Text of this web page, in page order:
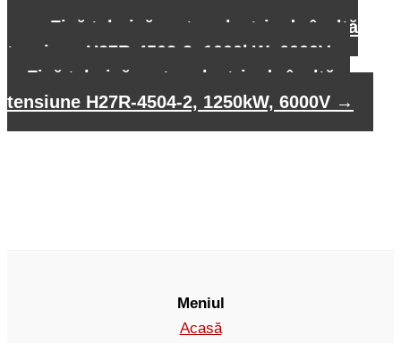
Fișă tehnică motor electric de înaltă
tensiune H27R-4502-2, 1000kW, 6000V
Fișă tehnică motor electric de înaltă
tensiune H27R-4504-2, 1250kW, 6000V →
Meniul
Acasă